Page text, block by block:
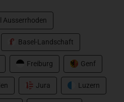
Ausserrhoden
Basel-Landschaft
Freiburg Genf
Jura Luzern